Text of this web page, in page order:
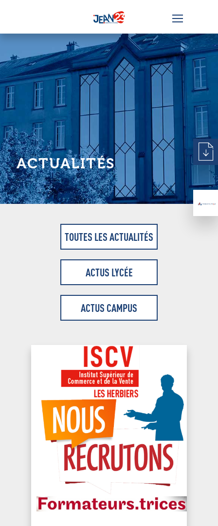
ACTUALITÉS
TOUTES LES ACTUALITÉS
ACTUS LYCÉE
ACTUS CAMPUS